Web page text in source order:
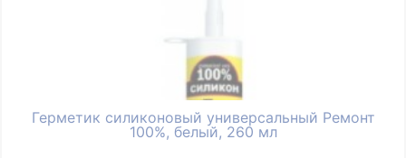
Герметик силиконовый универсальный Ремонт
100%, белый, 260 мл